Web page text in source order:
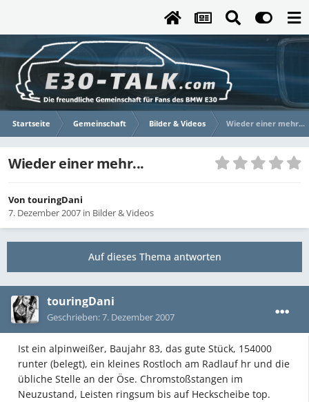
Startseite Gemeinschaft Bilder & Videos Wieder einer mehr...
Wieder einer mehr...
Von touringDani
7. Dezember 2007 in Bilder & Videos
Auf dieses Thema antworten
touringDani
Geschrieben:7. Dezember 2007
Ist ein alpinweißer, Baujahr 83, das gute Stück, 154000
runter (belegt), ein kleines Rostloch am Radlauf hr und die
übliche Stelle an der Öse. Chromstoßstangen im
Neuzustand, Leisten ringsum bis auf Heckscheibe top.